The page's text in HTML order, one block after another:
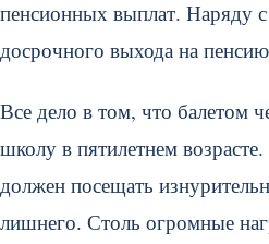
пенсионных выплат. Наряду
досрочного выхода на
Все дело в том, что балетом
школу в пятилетнем
должен посещать
лишнего. Столь огромные